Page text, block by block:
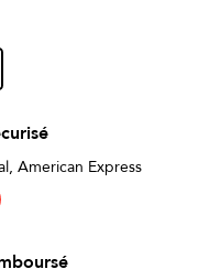
American Express